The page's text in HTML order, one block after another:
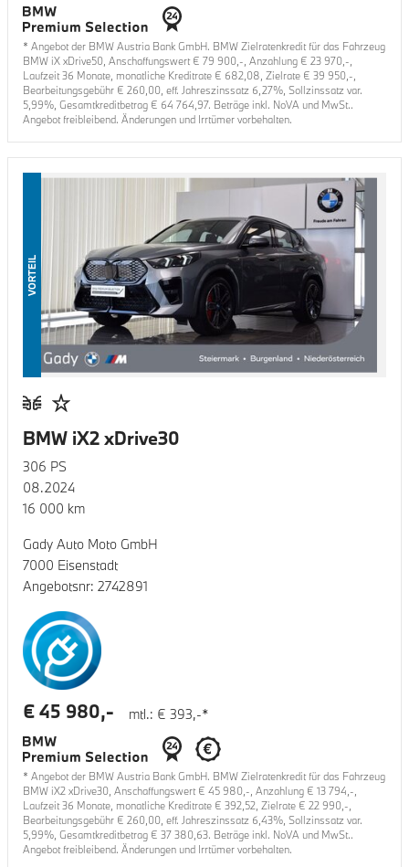
* Angebot der BMW Austria Bank GmbH. BMW Zielratenkredit für das Fahrzeug
BMW iX xDrive50, Anschaffungswert € 79 900,-, Anzahlung € 23 970,-,
Laufzeit36 Monate, monatliche Kreditrate € 682,08, Zielrate € 39 950,-,
Bearbeitungsgebühr € 260,00, eff. Jahreszinssatz 6,27%, Sollzinssatz var.
5,99%, Gesamtkreditbetrag € 64 764,97. Beträge inkl. NoVA und MwSt..
Angebot freibleibend. Änderungen und Irrtümer vorbehalten.
VORTEIL
BMW iX2 xDrive30
306 PS
08.2024
16 000 km
Gady Auto Moto GmbH
7000 Eisenstadt
Angebotsnr: 2742891
mtl.: € 393,-*
€ 45 980,-
* Angebot der BMW Austria Bank GmbH. BMW Zielratenkredit für das Fahrzeug
BMW iX2 xDrive30, Anschaffungswert € 45 980,-, Anzahlung € 13 794,-,
Laufzeit36 Monate, monatliche Kreditrate € 392,52, Zielrate € 22 990,-,
Bearbeitungsgebühr € 260,00, eff. Jahreszinssatz 6,43%, Sollzinssatz var.
5,99%, Gesamtkreditbetrag € 37 380,63. Beträge inkl. NoVA und MwSt..
Angebot freibleibend. Änderungen und Irrtümer vorbehalten.